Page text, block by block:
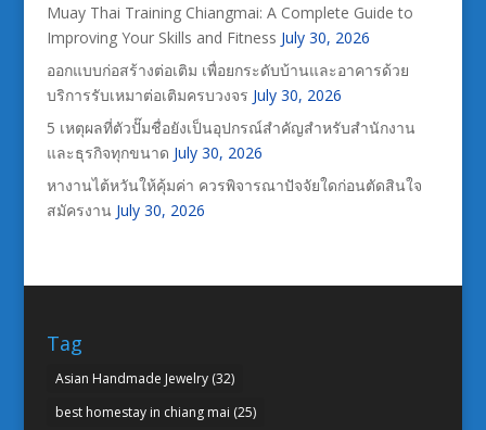
Muay Thai Training Chiangmai: A Complete Guide to
Improving Your Skills and Fitness July 30, 2026
ออกแบบก่อสร้างต่อเติม เพื่อยกระดับบ้านและอาคารด้วย
บริการรับเหมาต่อเติมครบวงจร July 30, 2026
5 เหตุผลที่ตัวปั๊มชื่อยังเป็นอุปกรณ์สำคัญสำหรับสำนักงาน
และธุรกิจทุกขนาด July 30, 2026
หางานไต้หวันให้คุ้มค่า ควรพิจารณาปัจจัยใดก่อนตัดสินใจ
สมัครงาน July 30, 2026
Tag
Asian Handmade Jewelry(32)
best homestay in chiang mai (25)